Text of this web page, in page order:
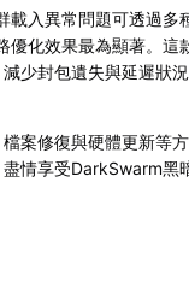
載入異常問題可透過多
優化效果最為顯著。這
少封包遺失與延遲狀
案修復與硬體更新等
情享受DarkSwarm黑